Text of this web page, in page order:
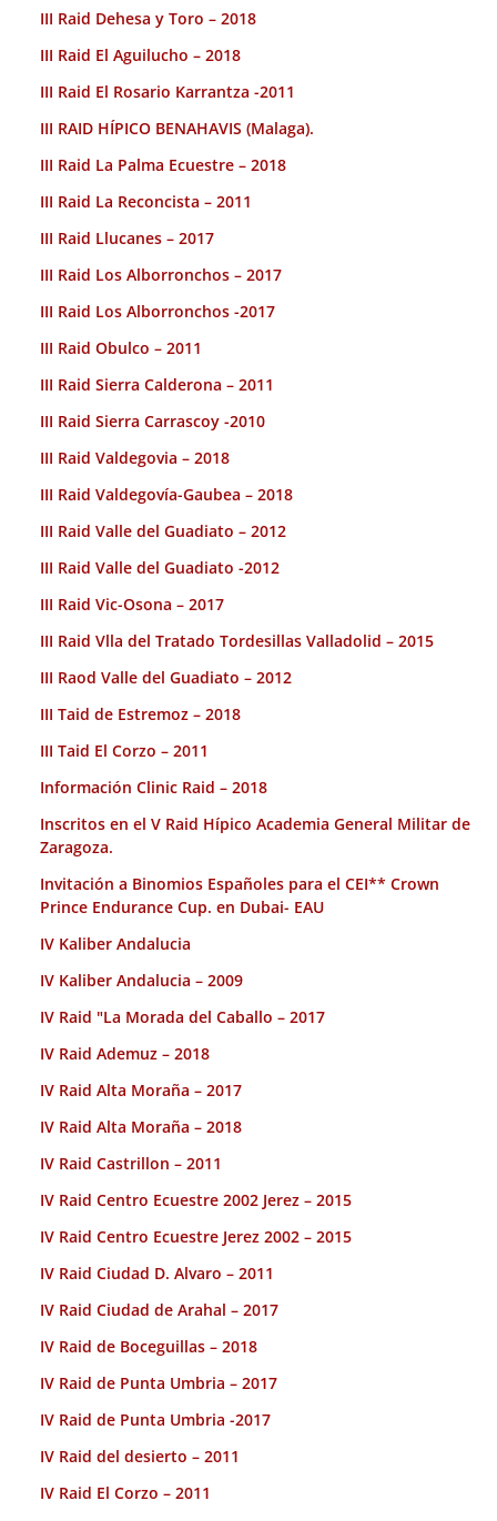
III Raid Dehesa y Toro – 2018
III Raid El Aguilucho – 2018
III Raid El Rosario Karrantza -2011
III RAID HÍPICO BENAHAVIS (Malaga).
III Raid La Palma Ecuestre – 2018
III Raid La Reconcista – 2011
III Raid Llucanes – 2017
III Raid Los Alborronchos – 2017
III Raid Los Alborronchos -2017
III Raid Obulco – 2011
III Raid Sierra Calderona – 2011
III Raid Sierra Carrascoy -2010
III Raid Valdegovia – 2018
III Raid Valdegovía-Gaubea – 2018
III Raid Valle del Guadiato – 2012
III Raid Valle del Guadiato -2012
III Raid Vic-Osona – 2017
III Raid Vlla del Tratado Tordesillas Valladolid – 2015
III Raod Valle del Guadiato – 2012
III Taid de Estremoz – 2018
III Taid El Corzo – 2011
Información Clinic Raid – 2018
Inscritos en el V Raid Hípico Academia General Militar de
Zaragoza.
Invitación a Binomios Españoles para el CEI** Crown
Prince Endurance Cup. en Dubai- EAU
IV Kaliber Andalucia
IV Kaliber Andalucia – 2009
IV Raid "La Morada del Caballo – 2017
IV Raid Ademuz – 2018
IV Raid Alta Moraña – 2017
IV Raid Alta Moraña – 2018
IV Raid Castrillon – 2011
IV Raid Centro Ecuestre 2002 Jerez – 2015
IV Raid Centro Ecuestre Jerez 2002 – 2015
IV Raid Ciudad D. Alvaro – 2011
IV Raid Ciudad de Arahal – 2017
IV Raid de Boceguillas – 2018
IV Raid de Punta Umbria – 2017
IV Raid de Punta Umbria -2017
IV Raid del desierto – 2011
IV Raid El Corzo – 2011